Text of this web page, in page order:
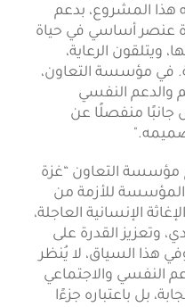
هذا المشروع، بدعم
عنصر أساسي في حياة
ويتلقون الرعاية،
في مؤسسة التعاون،
والدعم النفسي
جانبًا منفصلًا عن
مؤسسة التعاون “غزة
المؤسسة للأزمة من
الإنسانية العاجلة،
وتعزيز القدرة على
هذا السياق، لا يُنظر
النفسي والاجتماعي
بل باعتباره جزءًا